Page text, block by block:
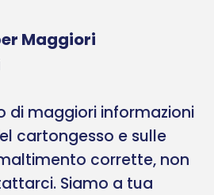
Maggiori
di maggiori informazioni
cartongesso e sulle
corrette, non
Siamo a tua